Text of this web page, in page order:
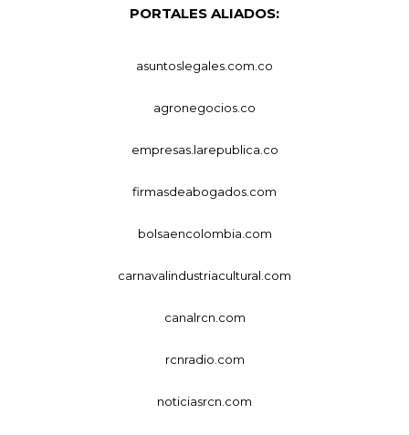
PORTALES ALIADOS:
asuntoslegales.com.co
agronegocios.co
empresas.larepublica.co
firmasdeabogados.com
bolsaencolombia.com
carnavalindustriacultural.com
canalrcn.com
rcnradio.com
noticiasrcn.com